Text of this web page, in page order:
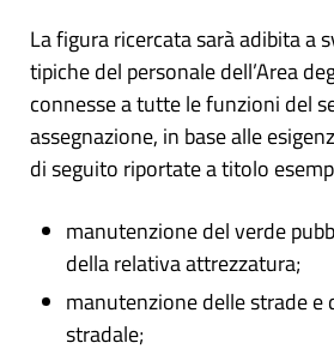
La figura ricercata sarà adibita a
tipiche del personale dell’Area
connesse a tutte le funzioni del
assegnazione, in base alle
di seguito riportate a titolo
manutenzione del verde
della relativa attrezzatura;
manutenzione delle strade e
stradale;